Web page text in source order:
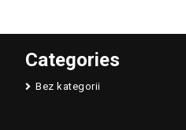
Categories
Bez kategorii